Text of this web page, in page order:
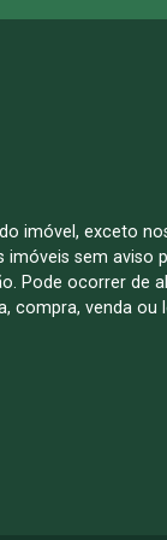
imóvel, exceto
sem aviso
Pode ocorrer de
compra, venda ou